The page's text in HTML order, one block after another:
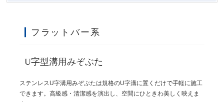
フラットバー系
U字型溝用みぞぶた
ステンレスU字溝用みぞぶたは規格のU字溝に置くだけで手軽に施工
できます。高級感・清潔感を演出し、空間にひときわ美しく映えま